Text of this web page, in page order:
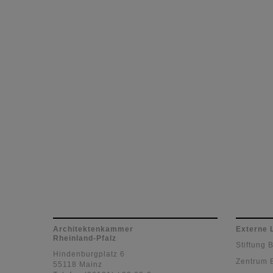
Architektenkammer
Rheinland-Pfalz
Hindenburgplatz 6
55118 Mainz
Externe
Stiftung
Zentrum